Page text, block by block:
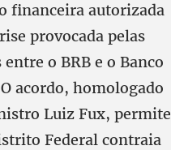
financeira autorizada
provocada pelas
entre o BRB e o Banco
acordo, homologado
Luiz Fux, permite
Federal contraia